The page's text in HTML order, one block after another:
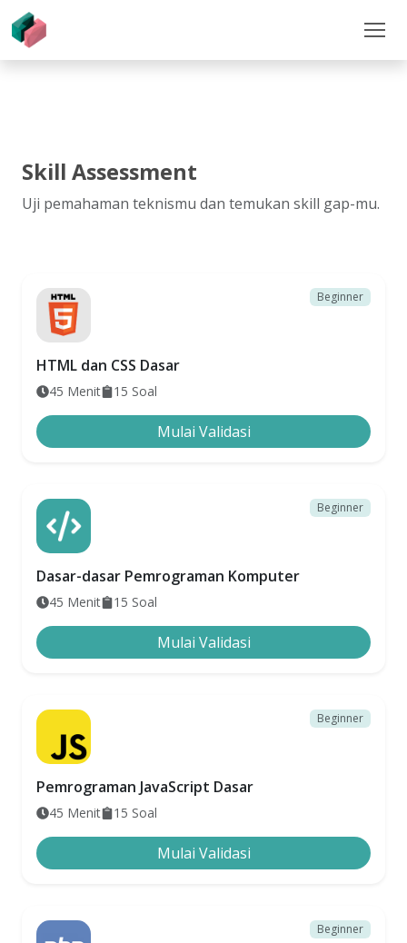
Skill Assessment
Uji pemahaman teknismu dan temukan skill gap-mu.
Beginner
HTML dan CSS Dasar
45 Menit 15 Soal
Mulai Validasi
Beginner
Dasar-dasar Pemrograman Komputer
45 Menit 15 Soal
Mulai Validasi
Beginner
Pemrograman JavaScript Dasar
45 Menit 15 Soal
Mulai Validasi
Beginner